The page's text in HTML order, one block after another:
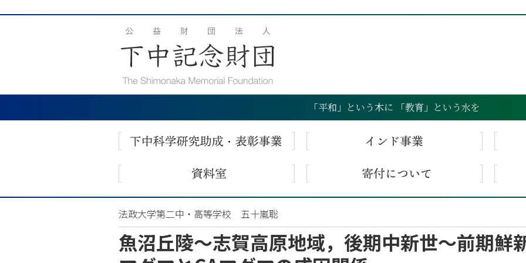
「平和」という木に 「教育」という水を
法政大学第二中・高等学校 五十嵐聡
魚沼丘陵〜志賀高原地域，後期中新世〜前期鮮